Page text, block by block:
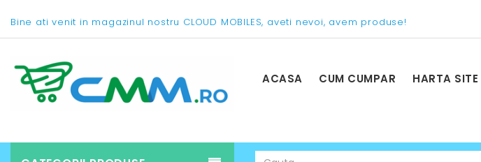
Bine ati venit in magazinul nostru CLOUD MOBILES, aveti nevoi, avem produse!
ACASA CUM CUMPAR HARTA SITE